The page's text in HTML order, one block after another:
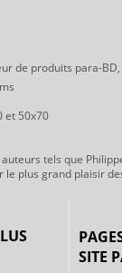
de produits para-
et 50x70
tels que
le plus grand plaisir
SITE